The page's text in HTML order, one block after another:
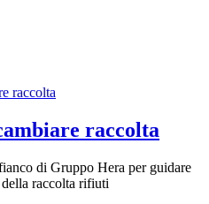
raccolta
raccolta
di Gruppo Hera per guidare
raccolta rifiuti